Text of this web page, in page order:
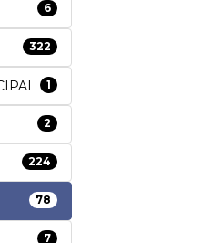
6
322
1
2
224
78
7